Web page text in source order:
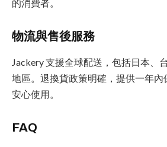
的消費者。
物流與售後服務
Jackery 支援全球配送，包括日本、
地區。退換貨政策明確，提供一年內
安心使用。
FAQ